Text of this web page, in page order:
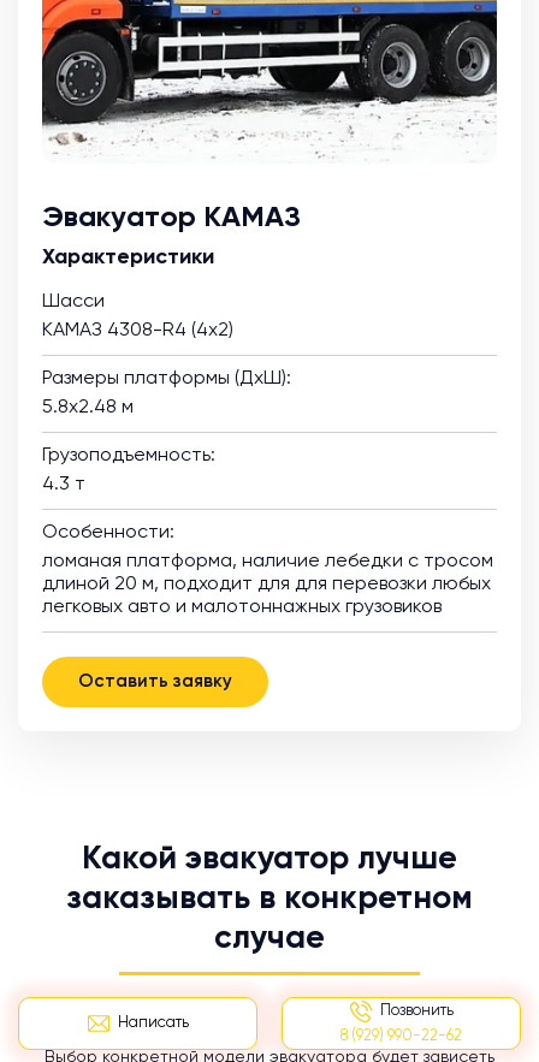
Написать
Позвонить
8 (929) 990-22-62
Эвакуатор КАМАЗ
Характеристики
Шасси
КАМАЗ 4308-R4 (4х2)
Размеры платформы (ДхШ):
5.8х2.48 м
Грузоподъемность:
4.3 т
Особенности:
ломаная платформа, наличие лебедки с тросом
длиной 20 м, подходит для для перевозки любых
легковых авто и малотоннажных грузовиков
Оставить заявку
Какой эвакуатор лучше
заказывать в конкретном
случае
Выбор конкретной модели эвакуатора будет зависеть